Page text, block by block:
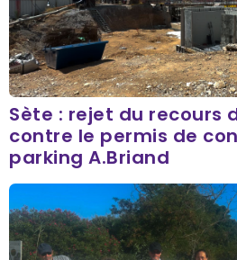
Sète : rejet du recours
contre le permis de
parking A.Briand